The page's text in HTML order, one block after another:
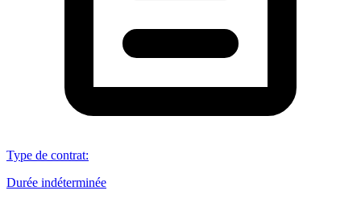
Type de contrat:
Durée indéterminée